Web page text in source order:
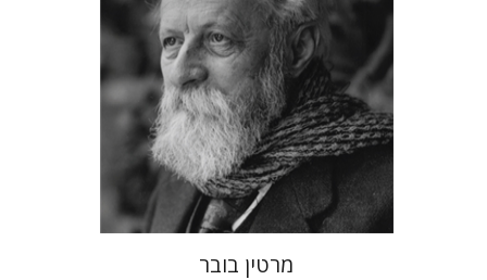
הנחת אתר ספר מודפס
$35
$32
מרטין בובר